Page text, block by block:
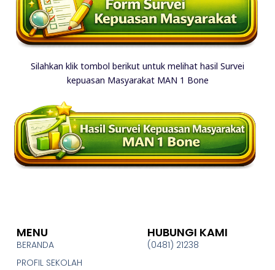
Silahkan klik tombol berikut untuk melihat hasil Survei
kepuasan Masyarakat MAN 1 Bone
MENU
BERANDA
PROFIL SEKOLAH
HUBUNGI KAMI
(0481) 21238